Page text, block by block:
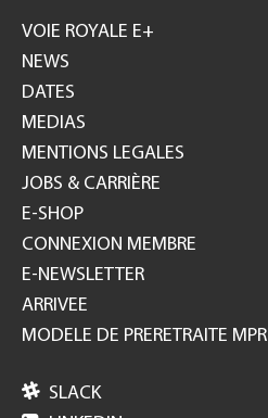
GH
VOIE ROYALE E+
NEWS
DATES
MEDIAS
MENTIONS LEGALES
JOBS & CARRIÈRE
E-SHOP
CONNEXION MEMBRE
E-NEWSLETTER
ARRIVEE
MODELE DE PRERETRAITE MPR
 SLACK